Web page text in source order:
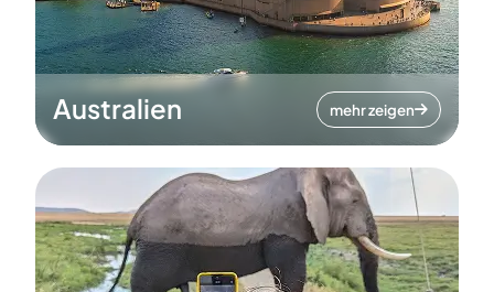
Australien mehr zeigen